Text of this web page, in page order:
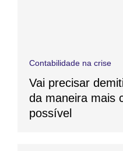
Contabilidade na crise
Vai precisar
da maneira mais
possível